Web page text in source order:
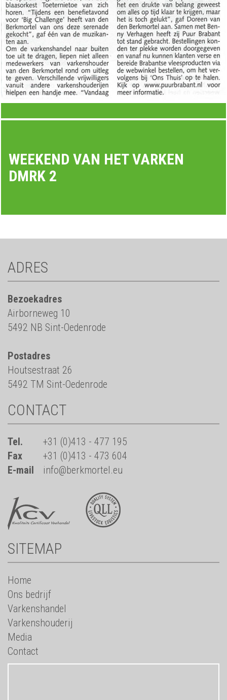
WEEKEND VAN HET VARKEN
DMRK 2
ADRES
Bezoekadres
Airborneweg 10
5492 NB Sint-Oedenrode
Postadres
Houtsestraat 26
5492 TM Sint-Oedenrode
CONTACT
Tel.
+31 (0)413 - 477 195
Fax
+31 (0)413 - 473 604
E-mail
info@berkmortel.eu
SITEMAP
Home
Ons bedrijf
Varkenshandel
Varkenshouderij
Media
Contact